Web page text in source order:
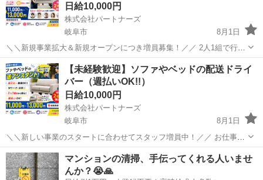
日給10,000円
株式会社パートナーズ
岐阜市
8月1日
＼＼新規事業拡大＆新規オープンにつき増員募集！／／ 2人1組で行う
家具の配送＆組立業務です！未経験からのチャレンジも大歓迎！ ■仕
事内容 ◇職種：家具配送／2tトラック運転手 ◇雇用形態：アルバイト
（正社員登用あ...
岐阜 岐阜市 配送 トラック
【未経験歓迎】ソファやベッドの配送ドライ
バー（週払いOK!!）
日給10,000円
株式会社パートナーズ
岐阜市
8月1日
＼＼新しい事業のスタートに合わせてスタッフ増員中！／／ お仕事の
内容 2tトラックで家具を配送するお仕事です。 2人1組で、ソファやベ
ッド、机などを個人宅にお届け。 荷物の積み下ろしや補助もお願いす
るよ。 何か...
岐阜 岐阜市 スタッフ
マンションの清掃、手伝ってくれる人いませ
んか？😭🙏